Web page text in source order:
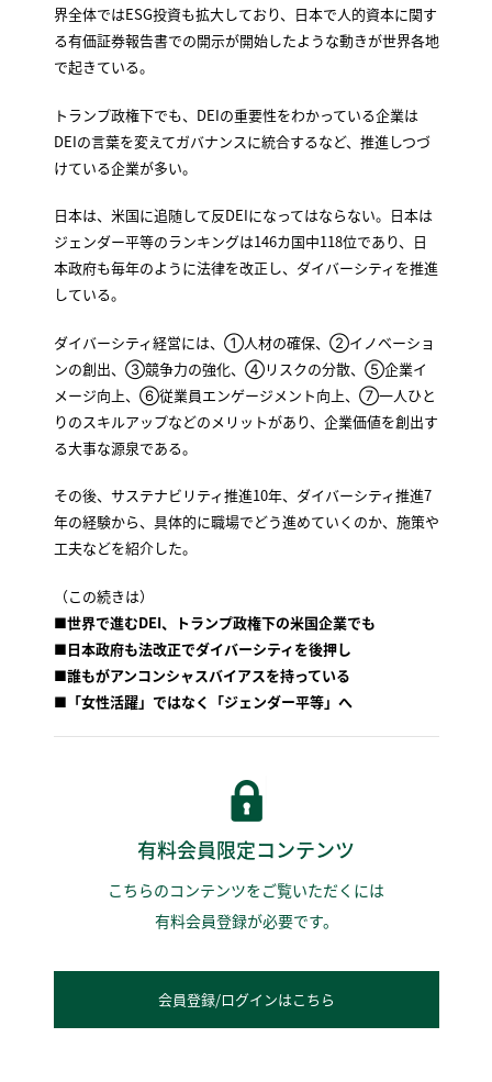
界全体ではESG投資も拡大しており、日本で人的資本に関す
る有価証券報告書での開示が開始したような動きが世界各地
で起きている。
トランプ政権下でも、DEIの重要性をわかっている企業は
DEIの言葉を変えてガバナンスに統合するなど、推進しつづ
けている企業が多い。
日本は、米国に追随して反DEIになってはならない。日本は
ジェンダー平等のランキングは146カ国中118位であり、日
本政府も毎年のように法律を改正し、ダイバーシティを推進
している。
ダイバーシティ経営には、①人材の確保、②イノベーショ
ンの創出、③競争力の強化、④リスクの分散、⑤企業イ
メージ向上、⑥従業員エンゲージメント向上、⑦一人ひと
りのスキルアップなどのメリットがあり、企業価値を創出す
る大事な源泉である。
その後、サステナビリティ推進10年、ダイバーシティ推進7
年の経験から、具体的に職場でどう進めていくのか、施策や
工夫などを紹介した。
（この続きは）
■世界で進むDEI、トランプ政権下の米国企業でも
■日本政府も法改正でダイバーシティを後押し
■誰もがアンコンシャスバイアスを持っている
■「女性活躍」ではなく「ジェンダー平等」へ
有料会員限定コンテンツ
こちらのコンテンツをご覧いただくには
有料会員登録が必要です。
会員登録/ログインはこちら